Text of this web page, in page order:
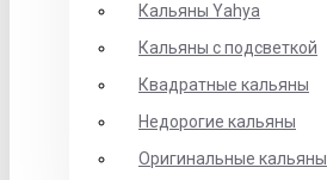
Кальяны Yahya
Кальяны с подсветкой
Квадратные кальяны
Недорогие кальяны
Оригинальные кальяны